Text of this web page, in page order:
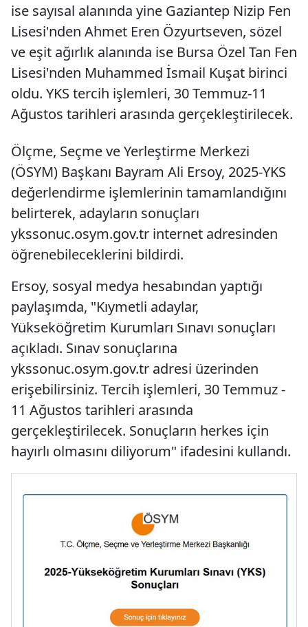
ise sayısal alanında yine Gaziantep Nizip Fen
Lisesi'nden Ahmet Eren Özyurtseven, sözel
ve eşit ağırlık alanında ise Bursa Özel Tan Fen
Lisesi'nden Muhammed İsmail Kuşat birinci
oldu. YKS tercih işlemleri, 30 Temmuz-11
Ağustos tarihleri arasında gerçekleştirilecek.
Ölçme, Seçme ve Yerleştirme Merkezi
(ÖSYM) Başkanı Bayram Ali Ersoy, 2025-YKS
değerlendirme işlemlerinin tamamlandığını
belirterek, adayların sonuçları
ykssonuc.osym.gov.tr internet adresinden
öğrenebileceklerini bildirdi.
Ersoy, sosyal medya hesabından yaptığı
paylaşımda, "Kıymetli adaylar,
Yükseköğretim Kurumları Sınavı sonuçları
açıkladı. Sınav sonuçlarına
ykssonuc.osym.gov.tr adresi üzerinden
erişebilirsiniz. Tercih işlemleri, 30 Temmuz -
11 Ağustos tarihleri arasında
gerçekleştirilecek. Sonuçların herkes için
hayırlı olmasını diliyorum" ifadesini kullandı.